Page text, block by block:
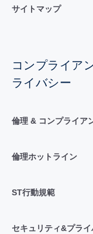
サイトマップ
コンプライア
ライバシー
倫理 & コンプライア
倫理ホットライン
ST行動規範
セキュリティ&プラ